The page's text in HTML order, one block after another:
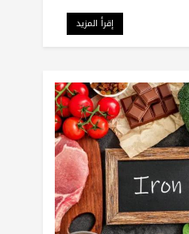
إقرأ المزيد